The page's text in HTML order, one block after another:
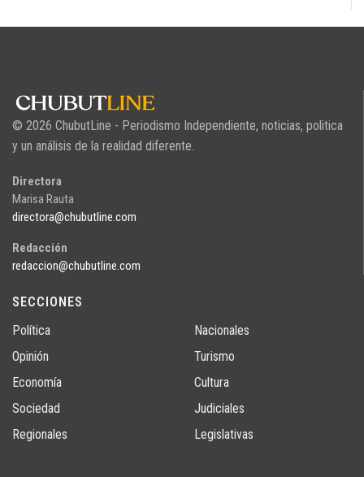
© 2026 ChubutLine - Periodismo Independiente, noticias, politica
y un análisis de la realidad diferente.
Directora
Marisa Rauta
directora@chubutline.com
Redacción
redaccion@chubutline.com
SECCIONES
Política
Opinión
Economía
Sociedad
Regionales
Nacionales
Turismo
Cultura
Judiciales
Legislativas